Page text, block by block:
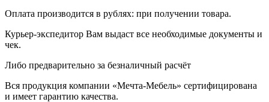
Оплата производится в рублях: при получении товара.
Курьер-экспедитор Вам выдаст все необходимые документы и
чек.
Либо предварительно за безналичный расчёт
Вся продукция компании «Мечта-Мебель» сертифицирована
и имеет гарантию качества.